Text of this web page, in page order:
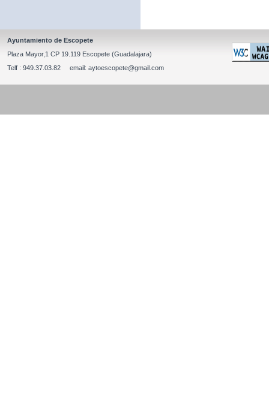
Ayuntamiento de Escopete
Plaza Mayor,1 CP 19.119 Escopete (Guadalajara)
Telf : 949.37.03.82 email: aytoescopete@gmail.com